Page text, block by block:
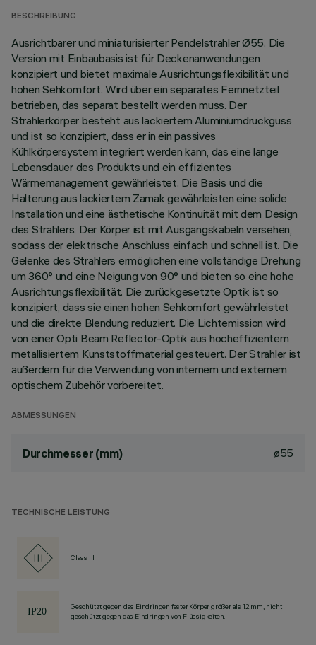
BESCHREIBUNG
Ausrichtbarer und miniaturisierter Pendelstrahler Ø55. Die
Version mit Einbaubasis ist für Deckenanwendungen
konzipiert und bietet maximale Ausrichtungsflexibilität und
hohen Sehkomfort. Wird über ein separates Fernnetzteil
betrieben, das separat bestellt werden muss. Der
Strahlerkörper besteht aus lackiertem Aluminiumdruckguss
und ist so konzipiert, dass er in ein passives
Kühlkörpersystem integriert werden kann, das eine lange
Lebensdauer des Produkts und ein effizientes
Wärmemanagement gewährleistet. Die Basis und die
Halterung aus lackiertem Zamak gewährleisten eine solide
Installation und eine ästhetische Kontinuität mit dem Design
des Strahlers. Der Körper ist mit Ausgangskabeln versehen,
sodass der elektrische Anschluss einfach und schnell ist. Die
Gelenke des Strahlers ermöglichen eine vollständige Drehung
um 360° und eine Neigung von 90° und bieten so eine hohe
Ausrichtungsflexibilität. Die zurückgesetzte Optik ist so
konzipiert, dass sie einen hohen Sehkomfort gewährleistet
und die direkte Blendung reduziert. Die Lichtemission wird
von einer Opti Beam Reflector-Optik aus hocheffizientem
metallisiertem Kunststoffmaterial gesteuert. Der Strahler ist
außerdem für die Verwendung von internem und externem
optischem Zubehör vorbereitet.
ABMESSUNGEN
Durchmesser (mm) ø55
TECHNISCHE LEISTUNG
Class III
Geschützt gegen das Eindringen fester Körper größer als 12 mm, nicht
geschützt gegen das Eindringen von Flüssigkeiten.